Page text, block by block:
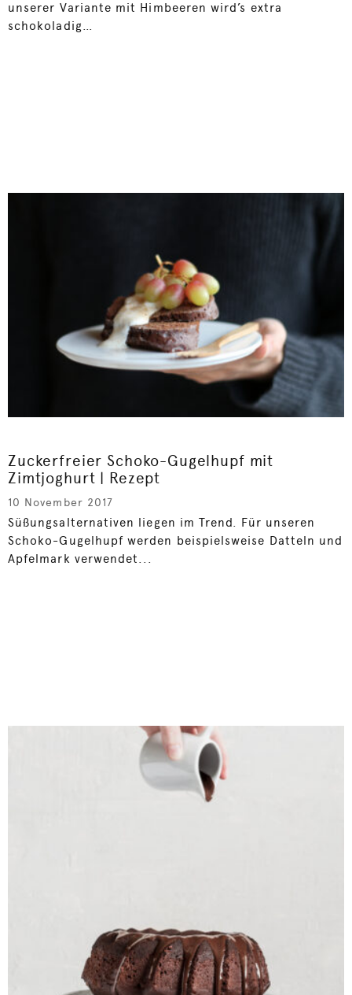
unserer Variante mit Himbeeren wird’s extra
schokoladig…
Zuckerfreier Schoko-Gugelhupf mit
Zimtjoghurt | Rezept
10 November 2017
Süßungsalternativen liegen im Trend. Für unseren
Schoko-Gugelhupf werden beispielsweise Datteln und
Apfelmark verwendet...